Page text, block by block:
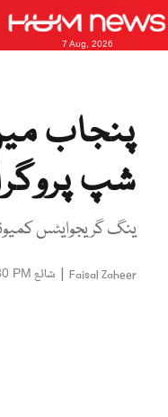
7 Aug, 2026
پنجاب
شپ
ینگ گریجوایٹس
Faisal Zaheer
| شائع PM